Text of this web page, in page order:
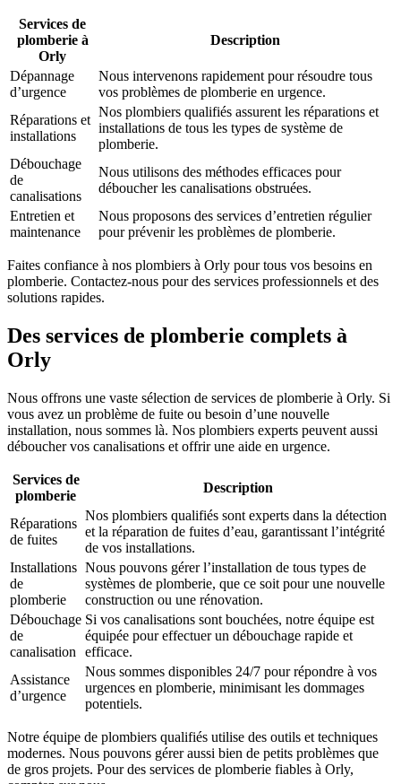
Services de
plomberie à
Orly
Description
Dépannage
d’urgence
Nous intervenons rapidement pour résoudre tous
vos problèmes de plomberie en urgence.
Réparations et
installations
Nos plombiers qualifiés assurent les réparations et
installations de tous les types de système de
plomberie.
Débouchage
de
canalisations
Nous utilisons des méthodes efficaces pour
déboucher les canalisations obstruées.
Entretien et
maintenance
Nous proposons des services d’entretien régulier
pour prévenir les problèmes de plomberie.
Faites confiance à nos plombiers à Orly pour tous vos besoins en
plomberie. Contactez-nous pour des services professionnels et des
solutions rapides.
Des services de plomberie complets à
Orly
Nous offrons une vaste sélection de services de plomberie à Orly. Si
vous avez un problème de fuite ou besoin d’une nouvelle
installation, nous sommes là. Nos plombiers experts peuvent aussi
déboucher vos canalisations et offrir une aide en urgence.
Services de
plomberie
Description
Réparations
de fuites
Nos plombiers qualifiés sont experts dans la détection
et la réparation de fuites d’eau, garantissant l’intégrité
de vos installations.
Installations
de
plomberie
Nous pouvons gérer l’installation de tous types de
systèmes de plomberie, que ce soit pour une nouvelle
construction ou une rénovation.
Débouchage
de
canalisation
Si vos canalisations sont bouchées, notre équipe est
équipée pour effectuer un débouchage rapide et
efficace.
Assistance
d’urgence
Nous sommes disponibles 24/7 pour répondre à vos
urgences en plomberie, minimisant les dommages
potentiels.
Notre équipe de plombiers qualifiés utilise des outils et techniques
modernes. Nous pouvons gérer aussi bien de petits problèmes que
de gros projets. Pour des services de plomberie fiables à Orly,